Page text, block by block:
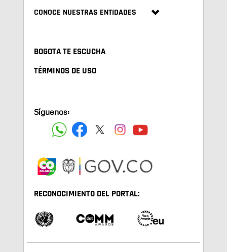
CONOCE NUESTRAS ENTIDADES
BOGOTA TE ESCUCHA
TÉRMINOS DE USO
Síguenos:
RECONOCIMIENTO DEL PORTAL: